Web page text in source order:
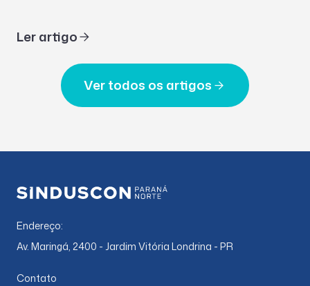
Ler artigo
Ver todos os artigos
Endereço:
Av. Maringá, 2400 - Jardim Vitória Londrina - PR
Contato